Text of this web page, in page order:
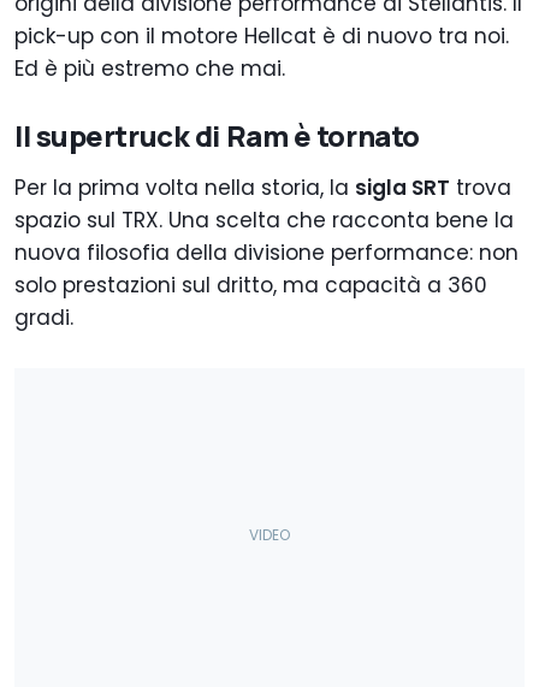
pick-up con il motore Hellcat è di nuovo tra noi.
Ed è più estremo che mai.
Il supertruck di Ram è tornato
Per la prima volta nella storia, la sigla SRT trova
spazio sul TRX. Una scelta che racconta bene la
nuova filosofia della divisione performance: non
solo prestazioni sul dritto, ma capacità a 360
gradi.